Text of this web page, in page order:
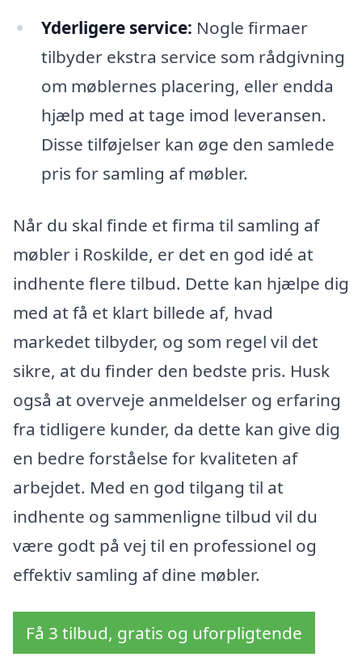
Yderligere service: Nogle firmaer
tilbyder ekstra service som rådgivning
om møblernes placering, eller endda
hjælp med at tage imod leveransen.
Disse tilføjelser kan øge den samlede
pris for samling af møbler.
Når du skal finde et firma til samling af
møbler i Roskilde, er det en god idé at
indhente flere tilbud. Dette kan hjælpe dig
med at få et klart billede af, hvad
markedet tilbyder, og som regel vil det
sikre, at du finder den bedste pris. Husk
også at overveje anmeldelser og erfaring
fra tidligere kunder, da dette kan give dig
en bedre forståelse for kvaliteten af
arbejdet. Med en god tilgang til at
indhente og sammenligne tilbud vil du
være godt på vej til en professionel og
effektiv samling af dine møbler.
Få 3 tilbud, gratis og uforpligtende